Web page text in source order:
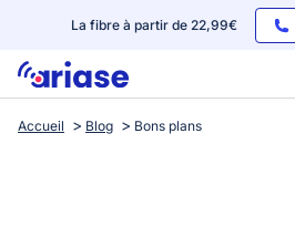
La fibre à partir de 22,99€
Box internet
Accueil Blog Bons plans